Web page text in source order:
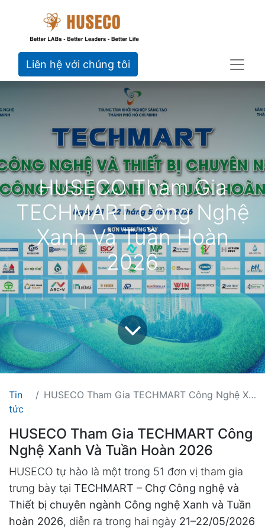
Liên hệ với chúng tôi
HUSECO Tham Gia
TECHMART Công Nghệ
Xanh Và Tuần Hoàn
2026
Tin
tức
HUSECO Tham Gia TECHMART Công Nghệ Xanh Và Tuần Hoàn 2026
HUSECO Tham Gia TECHMART Công
Nghệ Xanh Và Tuần Hoàn 2026
HUSECO tự hào là một trong 51 đơn vị tham gia
trưng bày tại TECHMART – Chợ Công nghệ và
Thiết bị chuyên ngành Công nghệ Xanh và Tuần
hoàn 2026, diễn ra trong hai ngày 21–22/05/2026